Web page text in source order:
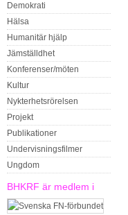
Demokrati
Hälsa
Humanitär hjälp
Jämställdhet
Konferenser/möten
Kultur
Nykterhetsrörelsen
Projekt
Publikationer
Undervisningsfilmer
Ungdom
BHKRF är medlem i